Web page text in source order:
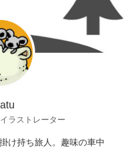
ラストレーター
け持ち旅人。趣味の車中